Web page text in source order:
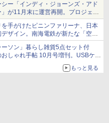
ー「インディ・ジョーンズ・アド
が11月末に運営再開。プロジェク
ングを追加、DPAは1500円
を手がけたピニンファリーナ、日本
ザイン。南海電鉄が新たな「空港
わ筋線へ導入
ーソン」暮らし雑貨5点セット付
しゃれ手帖 10月号増刊。USBケー
もっと見る